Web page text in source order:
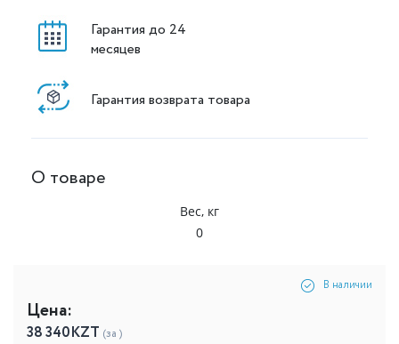
Гарантия до 24
месяцев
Гарантия возврата товара
О товаре
Вес, кг
0
В наличии
Цена:
38 340KZT (за )